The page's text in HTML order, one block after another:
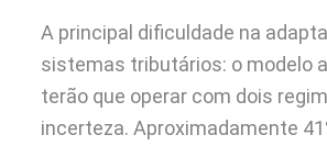
A principal dificuldade na
sistemas tributários: o modelo
terão que operar com dois
incerteza. Aproximadamente